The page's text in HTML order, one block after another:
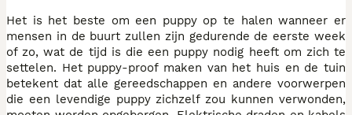
Het is het beste om een puppy op te halen wanneer er
mensen in de buurt zullen zijn gedurende de eerste week
of zo, wat de tijd is die een puppy nodig heeft om zich te
settelen. Het puppy-proof maken van het huis en de tuin
betekent dat alle gereedschappen en andere voorwerpen
die een levendige puppy zichzelf zou kunnen verwonden,